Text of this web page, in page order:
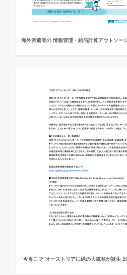
海外派遣者の 情報管理・給与計算アウトソー
“今度こそ”オーストリアに緑の大統領が誕生